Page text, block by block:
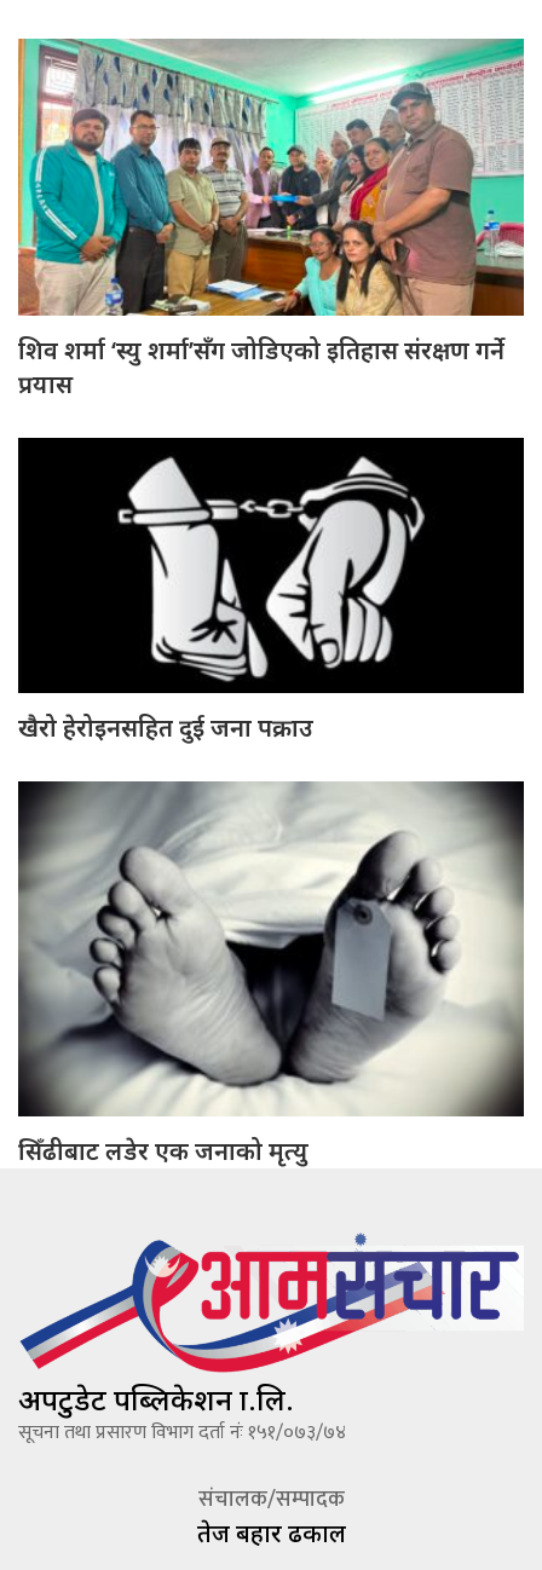
शिव शर्मा ‘स्यु शर्मा’सँग जोडिएको इतिहास संरक्षण गर्ने
प्रयास
खैरो हेरोइनसहित दुई जना पक्राउ
सिँढीबाट लडेर एक जनाको मृत्यु
अपटुडेट पब्लिकेशन प्रा.लि.
सूचना तथा प्रसारण विभाग दर्ता नंः १५१/०७३/७४
संचालक/सम्पादक
तेज बहादूर ढकाल